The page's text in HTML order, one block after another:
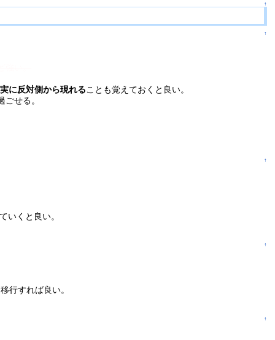
↑
↑
に反対側から現れることも覚えておくと良い。
せる。
↑
いくと良い。
↑
行すれば良い。
↑